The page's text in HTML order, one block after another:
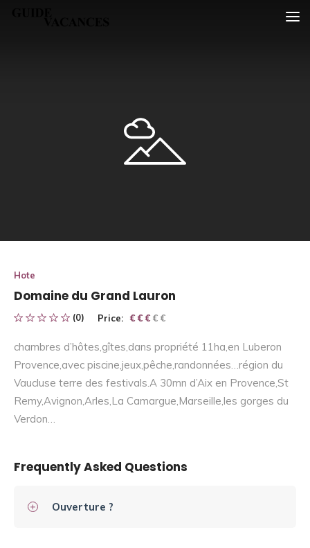
Hote
Domaine du Grand Lauron
(0) Price: € € € € €
€ € €
chambres d’hôtes,gîtes,dans propriété 11ha,en Luberon
Provence,avec piscine,jeux,pêche,randonnées…région du
Vaucluse terre des festivals.A 30mn d’Aix en Provence,St
Remy,Avignon,Arles,La Camargue,Marseille,les gorges du
Verdon…
Frequently Asked Questions
Ouverture ?